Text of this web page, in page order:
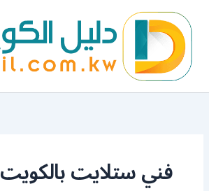
المحتوى
فني ستلايت بالكويت